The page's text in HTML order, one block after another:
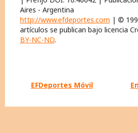
Aires - Argentina
http://www.efdeportes.com | ©
artículos se publican bajo licencia
BY-NC-ND.
EFDeportes Móvil